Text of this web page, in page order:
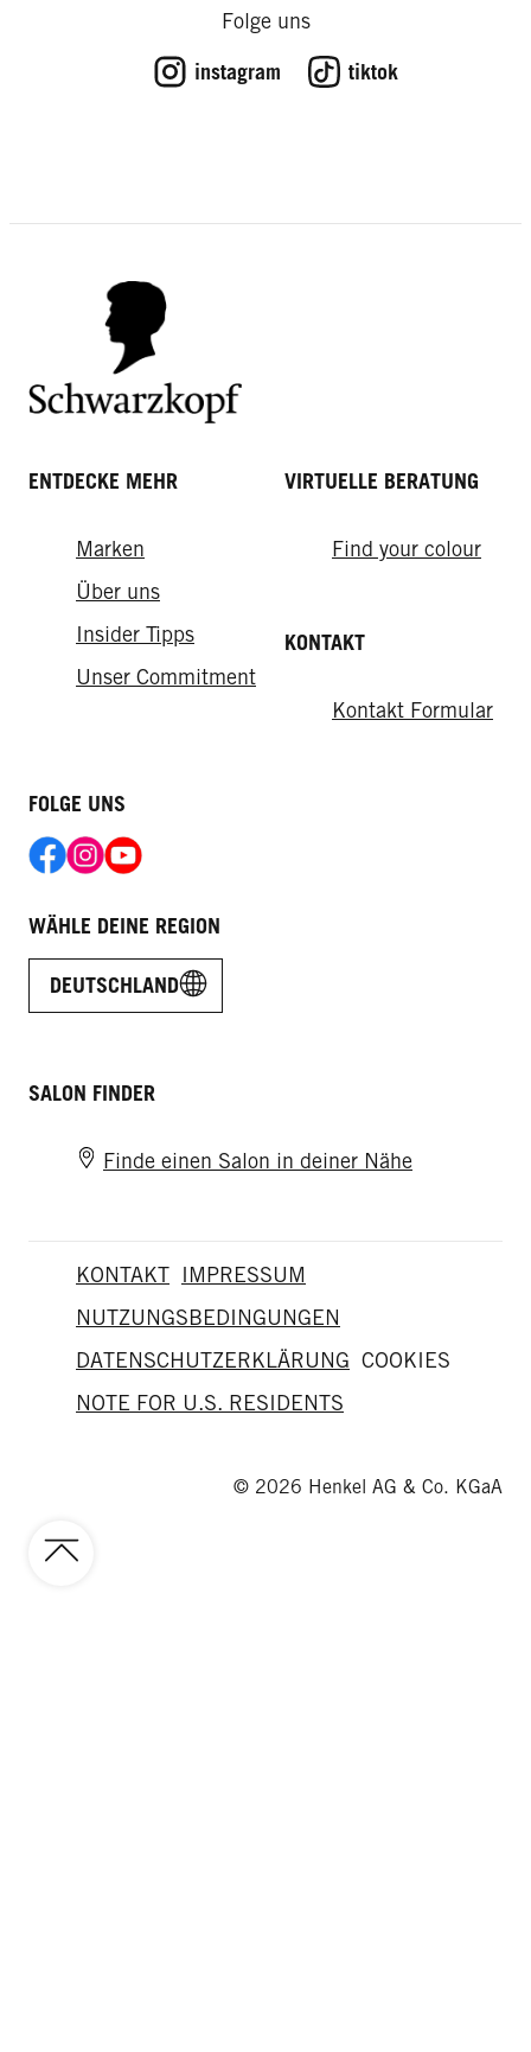
Folge uns
instagram tiktok
ENTDECKE MEHR
Marken
Über uns
Insider Tipps
Unser Commitment
VIRTUELLE BERATUNG
Find your colour
KONTAKT
Kontakt Formular
FOLGE UNS
WÄHLE DEINE REGION
DEUTSCHLAND
SALON FINDER
Finde einen Salon in deiner Nähe
KONTAKT IMPRESSUM
NUTZUNGSBEDINGUNGEN
DATENSCHUTZERKLÄRUNG COOKIES
NOTE FOR U.S. RESIDENTS
© 2026 Henkel AG & Co. KGaA